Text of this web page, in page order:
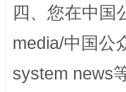
四、您在中国
media/中国公
system news